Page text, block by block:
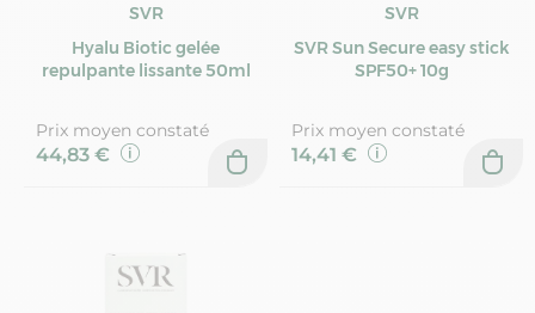
SVR
Hyalu Biotic gelée
repulpante lissante 50ml
Prix moyen constaté
44,83 €
SVR
SVR Sun Secure easy stick
SPF50+ 10g
Prix moyen constaté
14,41 €